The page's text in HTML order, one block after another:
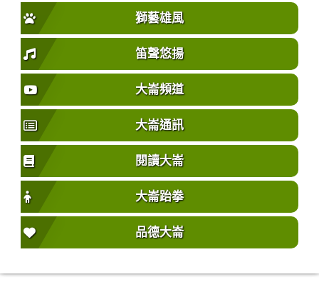
獅藝雄風
笛聲悠揚
大崙頻道
大崙通訊
閱讀大崙
大崙跆拳
品德大崙